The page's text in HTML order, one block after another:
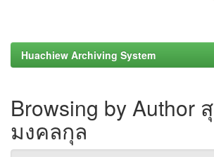
Huachiew Archiving System
Browsing by Author
มงคลกุล